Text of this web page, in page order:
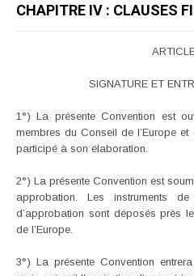
CHAPITRE IV : CLAUSES
SIGNATURE ET
1°) La présente Convention est
membres du Conseil de l’Europe
participé à son élaboration.
2°) La présente Convention est
approbation. Les instruments
d’approbation sont déposés près
de l’Europe.
3°) La présente Convention